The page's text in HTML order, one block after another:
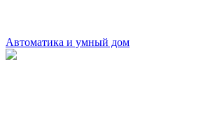
Автоматика и умный дом